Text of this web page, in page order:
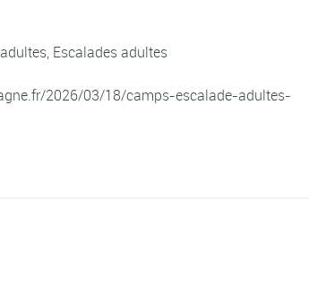
, Escalades adultes
2026/03/18/camps-escalade-adultes-